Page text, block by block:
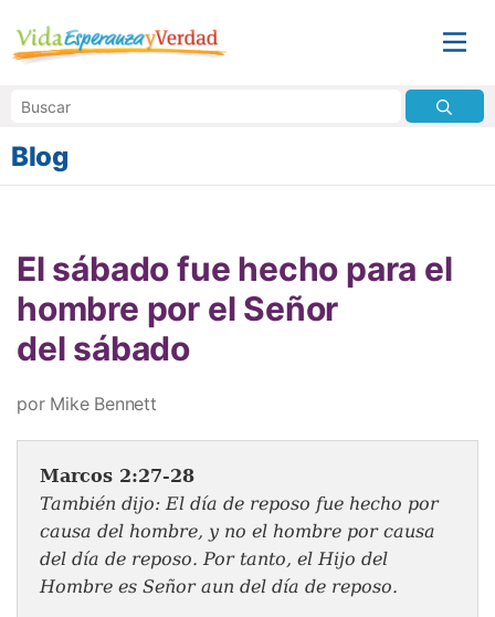
Blog
El sábado fue hecho para el
hombre por el Señor
del sábado
por Mike Bennett
Marcos 2:27-28
También dijo: El día de reposo fue hecho por
causa del hombre, y no el hombre por causa
del día de reposo. Por tanto, el Hijo del
Hombre es Señor aun del día de reposo.